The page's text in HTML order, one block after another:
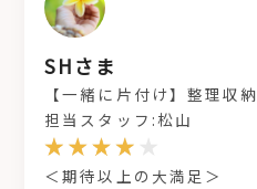
SHさま
【一緒に片付け】整理収
担当スタッフ:松山
＜期待以上の大満足＞